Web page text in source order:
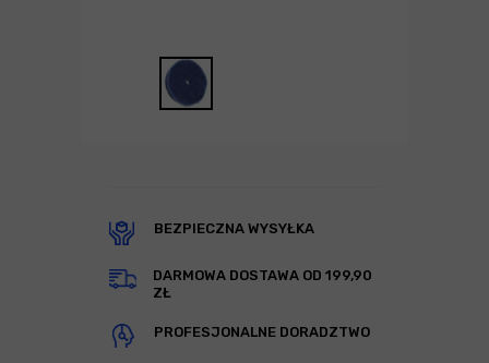
BEZPIECZNA WYSYŁKA
DARMOWA DOSTAWA OD 199,90
ZŁ
PROFESJONALNE DORADZTWO